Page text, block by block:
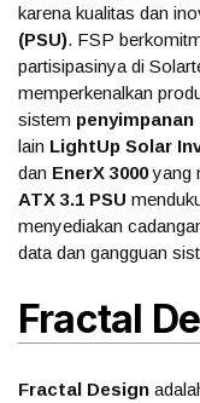
karena kualitas dan
(PSU). FSP
partisipasinya di
memperkenalkan
sistem penyimpanan
lain LightUp Solar
dan EnerX 3000yang
ATX 3.1 PSU
menyediakan
data dan gangguan
Fractal
Fractal Design